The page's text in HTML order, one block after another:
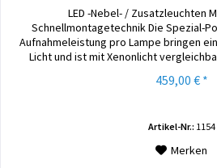
LED -Nebel- / Zusatzleuchten
Schnellmontagetechnik Die Spezial-
Aufnahmeleistung pro Lampe bringen
Licht und ist mit Xenonlicht
459,00 € *
Artikel-Nr.: 1154
Merken